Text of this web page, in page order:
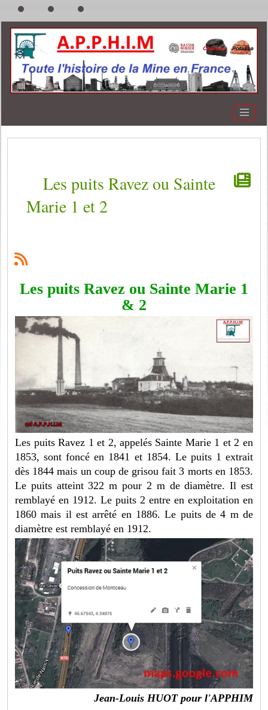
Les puits Ravez ou Sainte
Marie 1 et 2
Les puits Ravez ou Sainte Marie 1
& 2
Les puits Ravez 1 et 2, appelés Sainte Marie 1 et 2 en
1853, sont foncé en 1841 et 1854. Le puits 1 extrait
dès 1844 mais un coup de grisou fait 3 morts en 1853.
Le puits atteint 322 m pour 2 m de diamètre. Il est
remblayé en 1912. Le puits 2 entre en exploitation en
1860 mais il est arrêté en 1886. Le puits de 4 m de
diamètre est remblayé en 1912.
Jean-Louis HUOT pour l'APPHIM